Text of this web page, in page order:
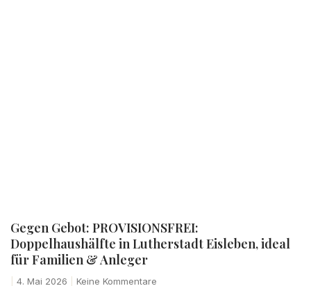
Gegen Gebot: PROVISIONSFREI:
Doppelhaushälfte in Lutherstadt Eisleben, ideal
für Familien & Anleger
4. Mai 2026 Keine Kommentare